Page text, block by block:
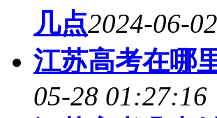
几点2024-06-
江苏高考在哪
05-28 01:27:16